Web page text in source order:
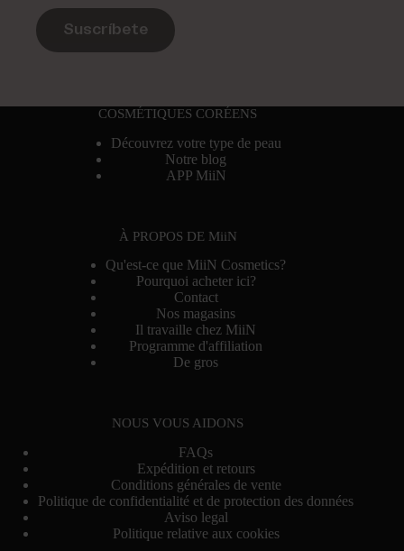
Suscríbete
COSMÉTIQUES CORÉENS
Découvrez votre type de peau
Notre blog
APP MiiN
À PROPOS DE MiiN
Qu'est-ce que MiiN Cosmetics?
Pourquoi acheter ici?
Contact
Nos magasins
Il travaille chez MiiN
Programme d'affiliation
De gros
NOUS VOUS AIDONS
FAQs
Expédition et retours
Conditions générales de vente
Politique de confidentialité et de protection des données
Aviso legal
Politique relative aux cookies